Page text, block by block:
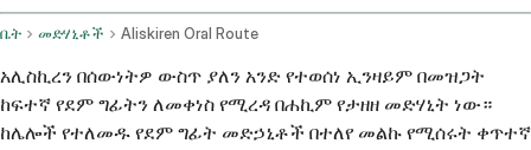
ቤት መድሃኒቶች Aliskiren Oral Route
አሊስኪረን በሰውነትዎ ውስጥ ያለን አንድ የተወሰነ ኢንዛይም በመዝጋት
ከፍተኛ የደም ግፊትን ለመቀነስ የሚረዳ በሐኪም የታዘዘ መድሃኒት ነው።
ከሌሎች የተለመዱ የደም ግፊት መድኃኒቶች በተለየ መልኩ የሚሰሩት ቀጥተኛ